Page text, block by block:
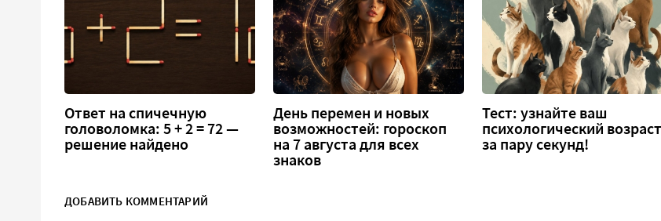
Ответ на спичечную
головоломка: 5 + 2 = 72 —
решение найдено
День перемен и новых
возможностей: гороскоп
на 7 августа для всех
знаков
Тест: узнайте ваш
психологический возраст
за пару секунд!
ДОБАВИТЬ КОММЕНТАРИЙ